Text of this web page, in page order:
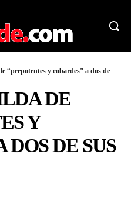
“prepotentes y cobardes” a dos de
DE
Y
DOS DE SUS